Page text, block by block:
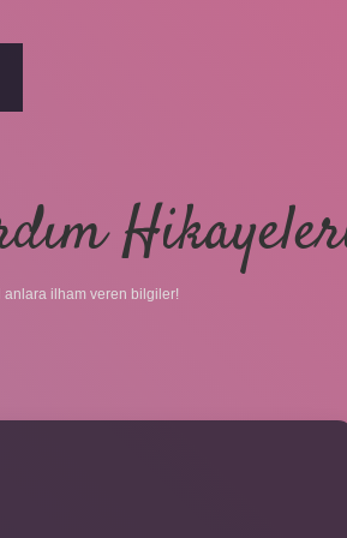
anlara ilham veren bilgiler!